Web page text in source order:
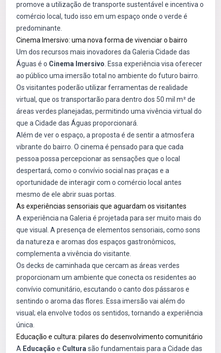
promove a utilização de transporte sustentável e incentiva o
comércio local, tudo isso em um espaço onde o verde é
predominante.
Cinema Imersivo: uma nova forma de vivenciar o bairro
Um dos recursos mais inovadores da Galeria Cidade das
Águas é o Cinema Imersivo . Essa experiência visa oferecer
ao público uma imersão total no ambiente do futuro bairro.
Os visitantes poderão utilizar ferramentas de realidade
virtual, que os transportarão para dentro dos 50 mil m² de
áreas verdes planejadas, permitindo uma vivência virtual do
que a Cidade das Águas proporcionará.
Além de ver o espaço, a proposta é de sentir a atmosfera
vibrante do bairro. O cinema é pensado para que cada
pessoa possa percepcionar as sensações que o local
despertará, como o convívio social nas praças e a
oportunidade de interagir com o comércio local antes
mesmo de ele abrir suas portas.
As experiências sensoriais que aguardam os visitantes
A experiência na Galeria é projetada para ser muito mais do
que visual. A presença de elementos sensoriais, como sons
da natureza e aromas dos espaços gastronômicos,
complementa a vivência do visitante.
Os decks de caminhada que cercam as áreas verdes
proporcionam um ambiente que conecta os residentes ao
convívio comunitário, escutando o canto dos pássaros e
sentindo o aroma das flores. Essa imersão vai além do
visual; ela envolve todos os sentidos, tornando a experiência
única.
Educação e cultura: pilares do desenvolvimento comunitário
A Educação e Cultura são fundamentais para a Cidade das